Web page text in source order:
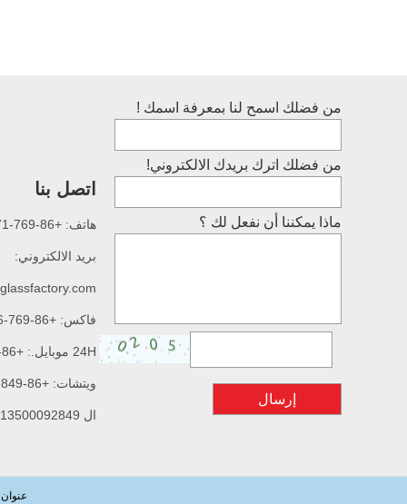
اتصل بنا
هاتف: +86-769-87687771
بريد الالكتروني:
فاكس: +86-769-87635776
24H موبايل.: +86-13500092849
ويتشات: +86-13500092849
ال WhatsApp: +86-13500092849
من فضلك اسمح لنا بمعرفة اسمك !
من فضلك اترك بريدك الالكتروني!
ماذا يمكننا أن نفعل لك ؟
إرسال
عنوان